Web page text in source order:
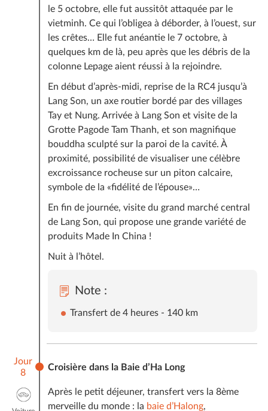
le 5 octobre, elle fut aussitôt attaquée par le
vietminh. Ce qui l’obligea à déborder, à l’ouest, sur
les crêtes… Elle fut anéantie le 7 octobre, à
quelques km de là, peu après que les débris de la
colonne Lepage aient réussi à la rejoindre.
En début d’après-midi, reprise de la RC4 jusqu’à
Lang Son, un axe routier bordé par des villages
Tay et Nung. Arrivée à Lang Son et visite de la
Grotte Pagode Tam Thanh, et son magnifique
bouddha sculpté sur la paroi de la cavité. À
proximité, possibilité de visualiser une célèbre
excroissance rocheuse sur un piton calcaire,
symbole de la «fidélité de l’épouse»…
En fin de journée, visite du grand marché central
de Lang Son, qui propose une grande variété de
produits Made In China !
Nuit à l’hôtel.
Note :
Transfert de 4 heures - 140 km
Jour
8
Croisière dans la Baie d’Ha Long
Après le petit déjeuner, transfert vers la 8ème
merveille du monde : la baie d’Halong,